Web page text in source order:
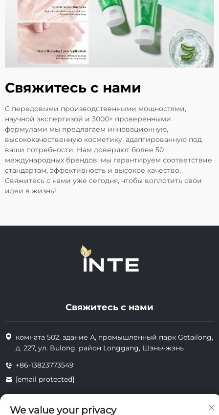
Свяжитесь с нами
С передовыми производственными мощностями,
научной экспертизой и 3000+ проверенными
формулами мы предлагаем инновационную,
высококачественную косметику, адаптированную под
ваши потребности. Нам доверяют более 50
международных брендов, мы гарантируем соответствие
стандартам, эффективность и высокое качество.
Свяжитесь с нами уже сегодня, чтобы воплотить свои
идеи в жизнь!
Свяжитесь с нами
комната 502, здание А, промышленный парк Getailong,
д. 227, ул. Bulong, район Longgang, Шэньчжэнь
+86-13823773549
[email protected]
We value your privacy